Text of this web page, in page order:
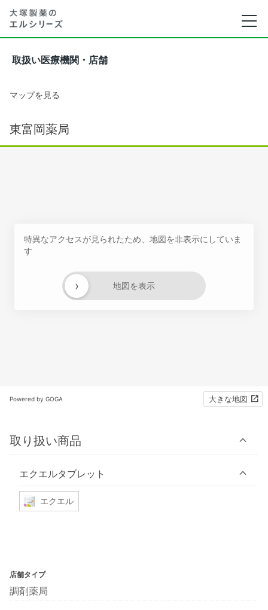
取扱い医療機関・店舗
マップを見る
東富岡薬局
特異なアクセスが見られたため、地図を非表示にしていま
す
地図を表示
›
Powered by GOGA 大きな地図
取り扱い商品
エクエルタブレット
エクエル
店舗タイプ
調剤薬局